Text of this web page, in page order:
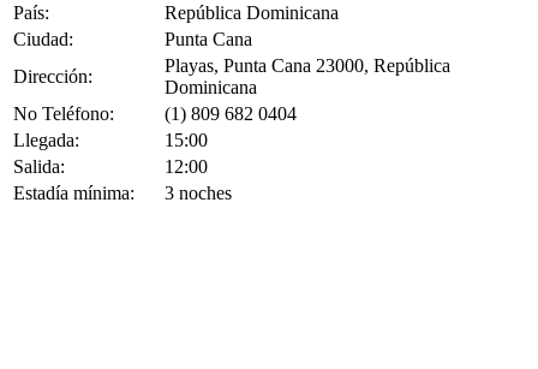
País:
República Dominicana
Ciudad:
Punta Cana
Dirección:
Playas, Punta Cana 23000, República
Dominicana
No Teléfono:
(1) 809 682 0404
Llegada:
15:00
Salida:
12:00
Estadía mínima:
3 noches